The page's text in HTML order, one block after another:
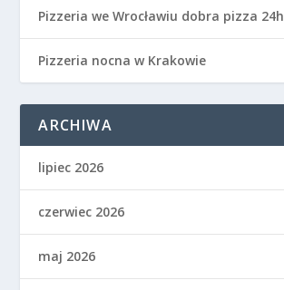
Pizzeria we Wrocławiu dobra pizza 24h
Pizzeria nocna w Krakowie
ARCHIWA
lipiec 2026
czerwiec 2026
maj 2026